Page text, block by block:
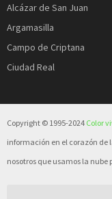
Alcázar de San Juan
Argamasilla
Campo de Criptana
Ciudad Real
Copyright © 1995-2024 Color
información en el corazón de
nosotros que usamos la nube